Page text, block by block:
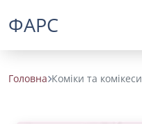
ФАРС
Головна Коміки та комікеси